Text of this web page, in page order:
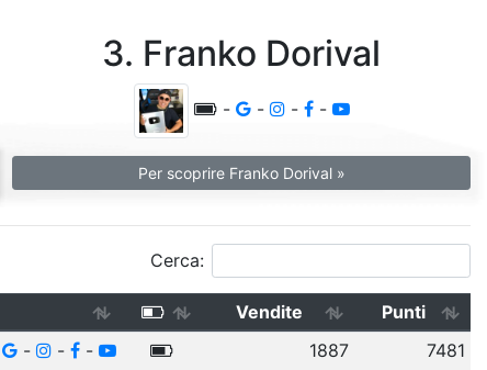
3. Franko Dorival
- - - -
Per scoprire Franko Dorival »
Cerca:
Vendite
Punti
- - - 1887 7481